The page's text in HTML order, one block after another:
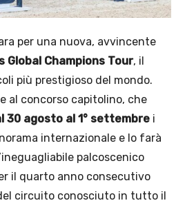
per una nuova, avvincente
Global Champions Tour, il
più prestigioso del mondo.
al concorso capitolino, che
30 agosto al 1° settembre i
internazionale e lo farà
palcoscenico
il quarto anno consecutivo
circuito conosciuto in tutto il